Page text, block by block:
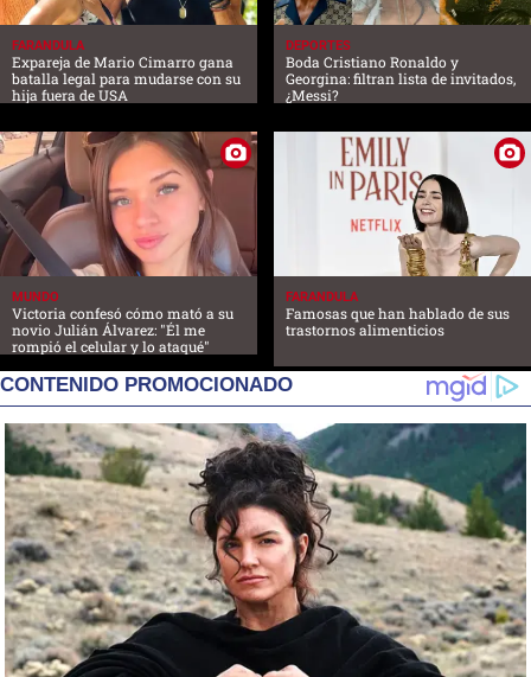
FARANDULA
Expareja de Mario Cimarro gana
batalla legal para mudarse con su
hija fuera de USA
DEPORTES
Boda Cristiano Ronaldo y
Georgina: filtran lista de invitados,
¿Messi?
MUNDO
Victoria confesó cómo mató a su
novio Julián Álvarez: "Él me
rompió el celular y lo ataqué"
FARANDULA
Famosas que han hablado de sus
trastornos alimenticios
CONTENIDO PROMOCIONADO